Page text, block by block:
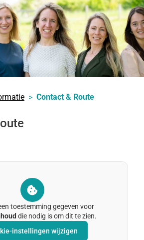
Contact & Route
toestemming gegeven voor
die nodig is om dit te zien.
instellingen wijzigen